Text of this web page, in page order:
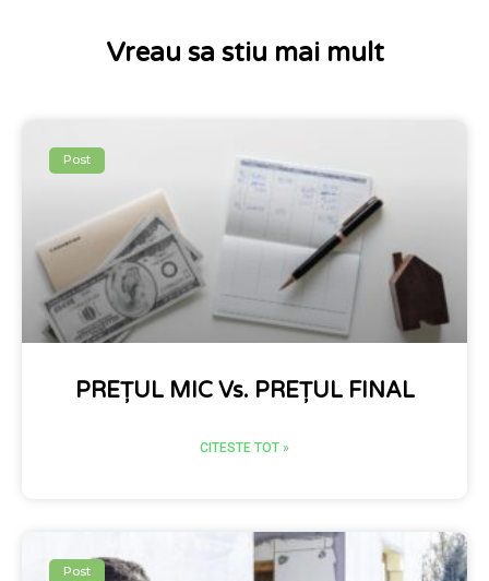
Vreau sa stiu mai mult
Post
PREȚUL MIC Vs. PREȚUL FINAL
CITESTE TOT »
Post